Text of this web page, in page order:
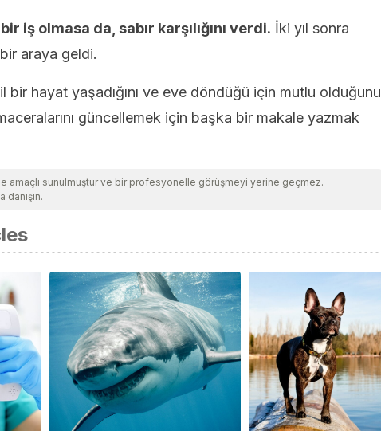
iş olmasa da, sabır karşılığını verdi. İki yıl sonra
araya geldi.
bir hayat yaşadığını ve eve döndüğü için mutlu olduğunu
güncellemek için başka bir makale yazmak
amaçlı sunulmuştur ve bir profesyonelle görüşmeyi yerine geçmez.
danışın.